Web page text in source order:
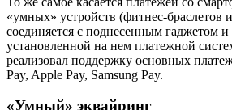
«умных» устройств (фитнес-браслетов
соединяется с поднесенным гаджетом и
установленной на нем платежной
реализовал поддержку основных
Pay, Apple Pay, Samsung Pay.
«Умный» эквайринг